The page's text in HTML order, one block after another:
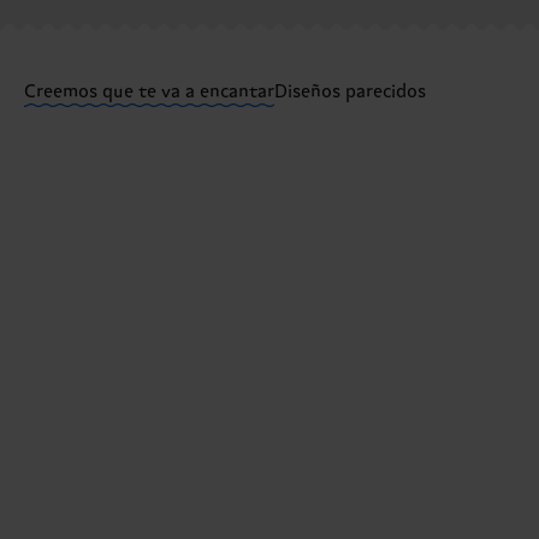
Creemos que te va a encantarDiseños parecidos